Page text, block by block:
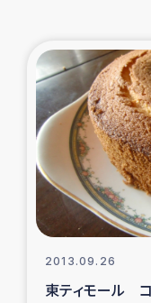
東
大
シリア国
トルコ
インドネシア中
2013.09.26
東ティモール